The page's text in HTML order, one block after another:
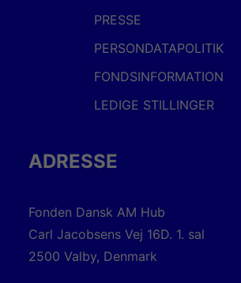
PRESSE
PERSONDATAPOLITIK
FONDSINFORMATION
LEDIGE STILLINGER
ADRESSE
Fonden Dansk AM Hub
Carl Jacobsens Vej 16D. 1. sal
2500 Valby, Denmark